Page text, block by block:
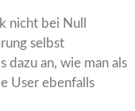
nicht bei Null
selbst
dazu an, wie man als
User ebenfalls